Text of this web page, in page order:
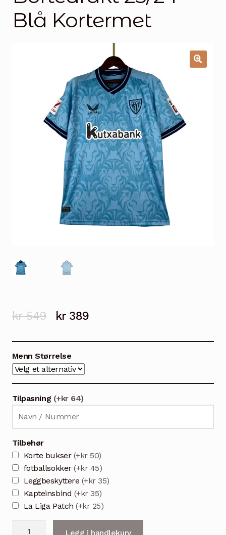
Handlekurv
Blå Kortermet
kr549
Opprinnelig
var:
kr 549.
kr389Nåværende
Menn Størrelse
Tilpasning (+kr 64)
Tilbehør
Korte bukser (+kr 50)
fotballsokker(+kr 45)
Leggbeskyttere (+kr 35)
Kapteinsbind (+kr 35)
La Liga Patch(+kr 25)
Legg i handlekurv